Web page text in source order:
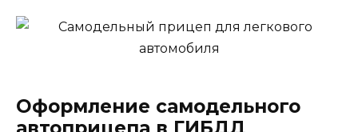
Оформление самодельного